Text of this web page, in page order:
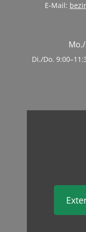
E-Mail:
Di./Do.